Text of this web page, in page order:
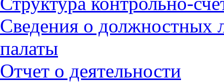
Сведения о должностных
палаты
Отчет о деятельности